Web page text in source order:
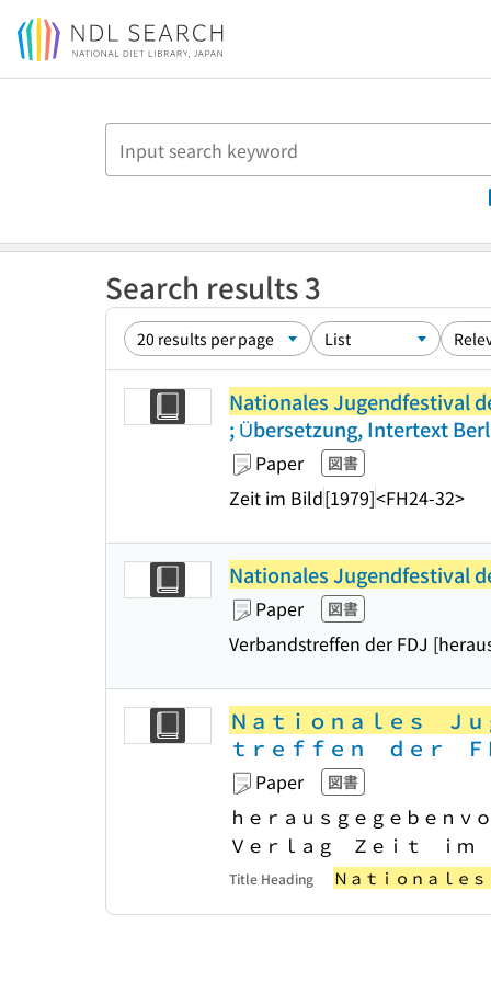
Jump to main content
Search results 3
Nationales Jugendfestival
; Übersetzung, Intertext
Paper 図書
Zeit im Bild[1979]<FH24-32>
Nationales Jugendfestival
Paper 図書
Verbandstreffen der FDJ
Ｎａｔｉｏｎａｌｅｓ Ｊ
ｔｒｅｆｆｅｎ ｄｅｒ Ｆ
Paper 図書
ｈｅｒａｕｓｇｅｇｅｂｅｎｖ
Ｖｅｒｌａｇ Ｚｅｉｔ ｉｍ
Title Heading Ｎａｔｉｏｎａｌ